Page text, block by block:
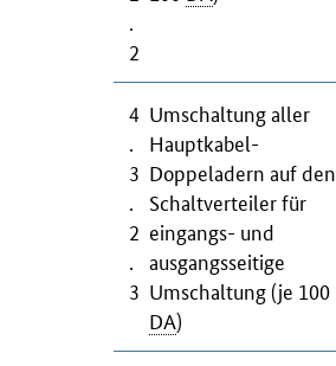
.
2
4
.
3
.
2
.
3
Umschaltung aller
Hauptkabel-
Doppeladern auf den
Schaltvertei­ler für
eingangs- und
ausgangsseitige
Umschaltung (je 100
DA)